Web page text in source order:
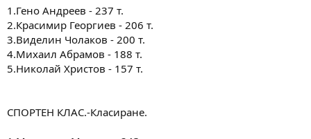
1.Гено Андреев - 237 т.
2.Красимир Георгиев - 206 т.
3.Виделин Чолаков - 200 т.
4.Михаил Абрамов - 188 т.
5.Николай Христов - 157 т.
СПОРТЕН КЛАС.-Класиране.